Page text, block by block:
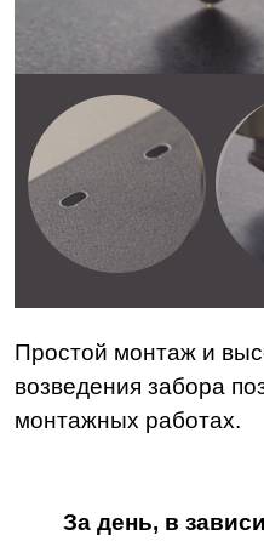
Простой монтаж и
возведения забора
монтажных работах.
За день, в